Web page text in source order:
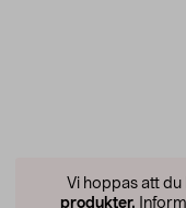
Vi hoppas att
produkter.